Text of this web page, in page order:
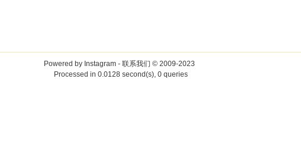
Powered by Instagram- 联系我们 © 2009-2023
Processed in 0.0128 second(s), 0 queries